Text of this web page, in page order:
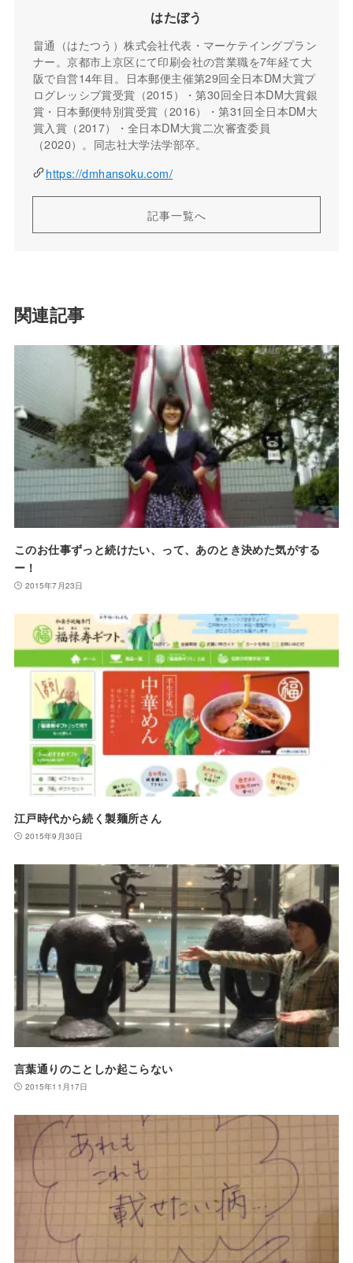
はたぼう
畠通（はたつう）株式会社代表・マーケテイングプラン
ナー。京都市上京区にて印刷会社の営業職を7年経て大
阪で自営14年目。日本郵便主催第29回全日本DM大賞プ
ログレッシブ賞受賞（2015）・第30回全日本DM大賞銀
賞・日本郵便特別賞受賞（2016）・第31回全日本DM大
賞入賞（2017）・全日本DM大賞二次審査委員
（2020）。同志社大学法学部卒。
https://dmhansoku.com/
記事一覧へ
関連記事
このお仕事ずっと続けたい、って、あのとき決めた気がする
ー！
2015年7月23日
江戸時代から続く製麺所さん
2015年9月30日
言葉通りのことしか起こらない
2015年11月17日